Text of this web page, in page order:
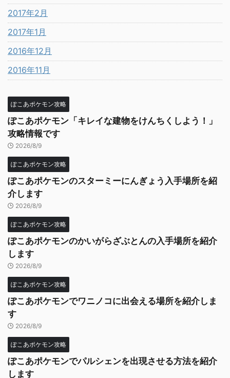
2017年2月
2017年1月
2016年12月
2016年11月
ぽこあポケモン攻略
ぽこあポケモン「キレイな建物をけんちくしよう！」
攻略情報です
2026/8/9
ぽこあポケモン攻略
ぽこあポケモンのスターミーにんぎょう入手場所を紹
介します
2026/8/9
ぽこあポケモン攻略
ぽこあポケモンのかいがらざぶとんの入手場所を紹介
します
2026/8/9
ぽこあポケモン攻略
ぽこあポケモンでワニノコに出会える場所を紹介しま
す
2026/8/9
ぽこあポケモン攻略
ぽこあポケモンでパルシェンを出現させる方法を紹介
します